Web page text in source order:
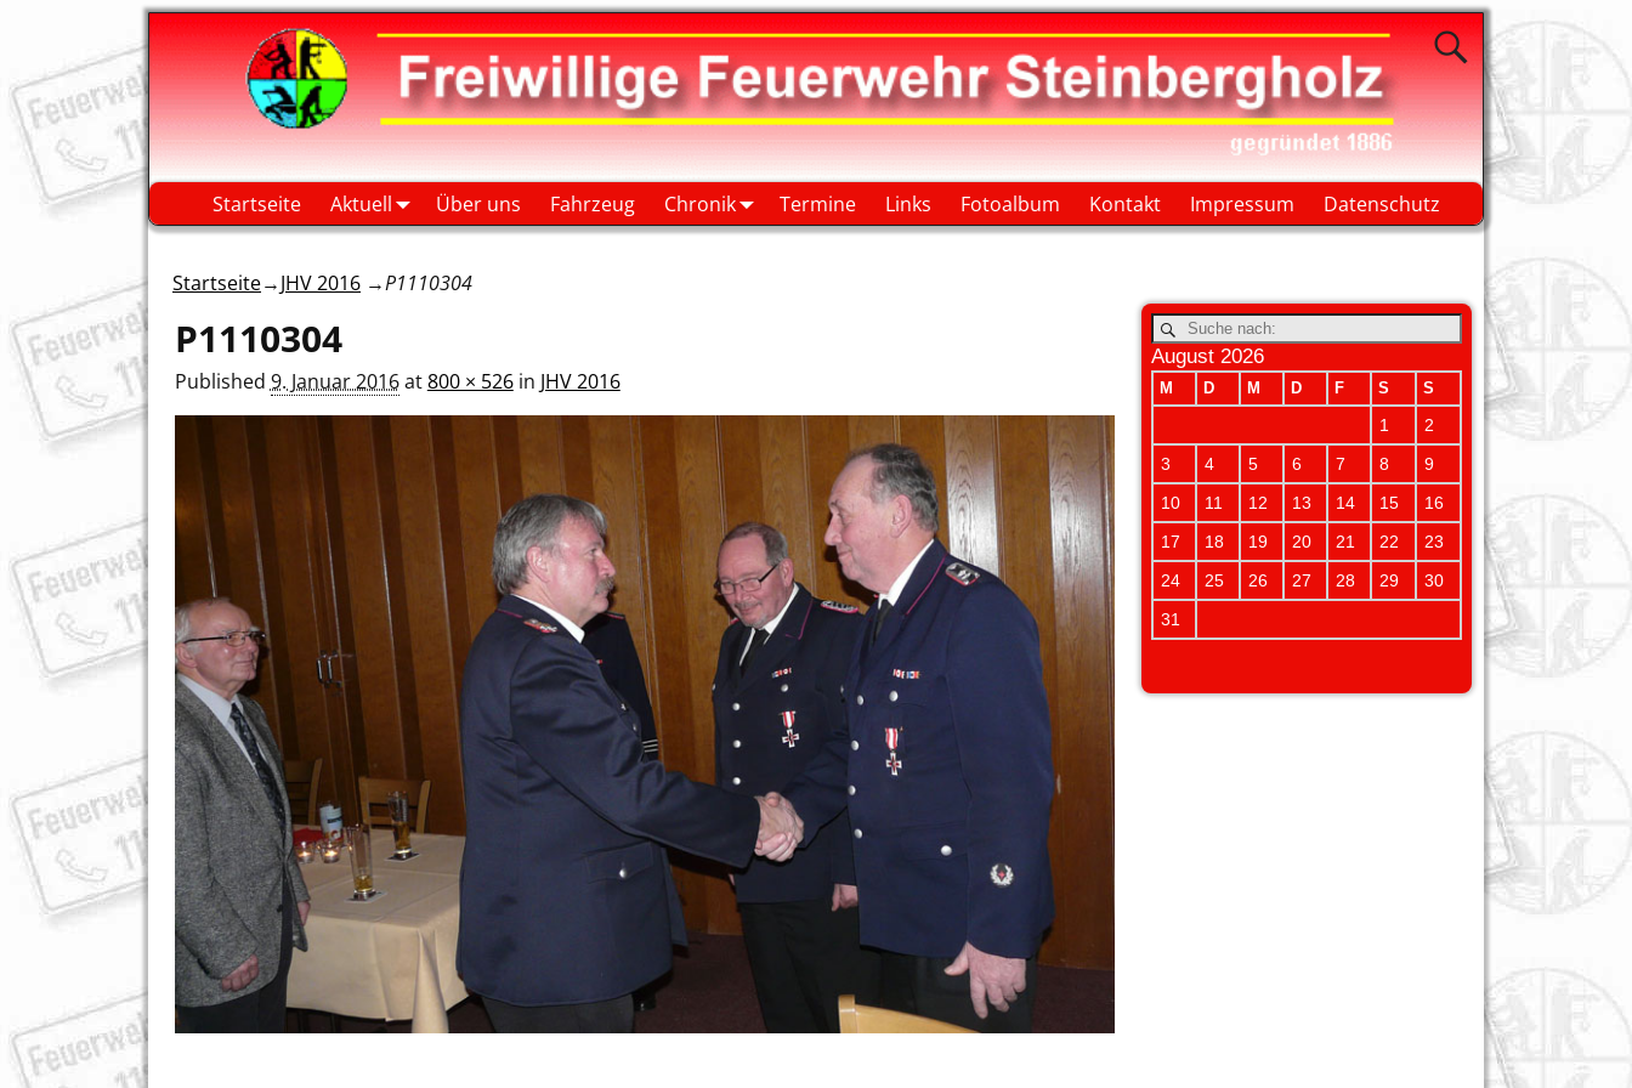
Startseite Aktuell Über uns Fahrzeug Chronik Termine Links Fotoalbum Kontakt Impressum Datenschutz
Startseite→JHV 2016 →P1110304
P1110304
Published 9. Januar 2016at800 × 526in JHV 2016
August 2026
M D M D F S S
1
2
3
4 5 6 7 8
9
10
11 12 13 14 15
16
17
18 19 20 21 22
23
24
25 26 27 28 29
30
31